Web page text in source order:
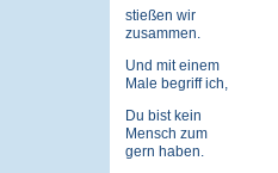
stießen wir
zusammen.
Und mit einem
Male begriff ich,
Du bist kein
Mensch zum
gern haben.